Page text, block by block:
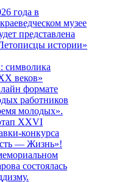
года в
музее
представлена
истории»
символика
веков»
формате
работников
молодых».
XXVI
конкурса
— Жизнь»!
состоялась